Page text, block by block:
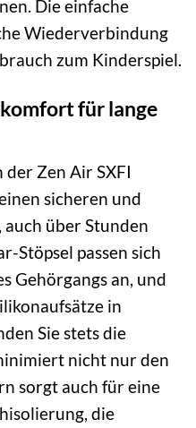
Die einfache
Wiederverbindung
zum Kinderspiel.
für lange
der Zen Air SXFI
sicheren und
über Stunden
Stöpsel passen sich
Gehörgangs an, und
in
Sie stets die
nicht nur den
sorgt auch für eine
die